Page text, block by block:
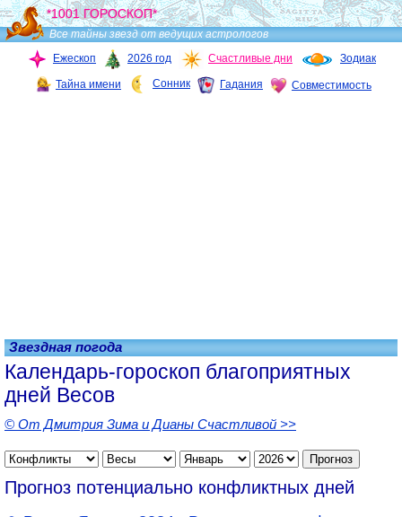
*1001 ГОРОСКОП*
Все тайны звезд от ведущих астрологов
Ежескоп
2026 год Счастливые дни Зодиак
Тайна имени Сонник Гадания Совместимость
Звездная погода
Календарь-гороскоп благоприятных
дней Весов
© От Дмитрия Зима и Дианы Счастливой >>
Прогноз потенциально конфликтных дней